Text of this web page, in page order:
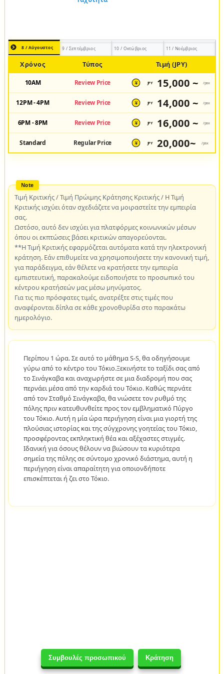
Συμβουλές προσωπικού Κράτηση
8 / Αύγουστος 9 / Σεπτέμβριος 10 / Οκτώβριος 11 / Νοέμβριος
Χρόνος Τύπος Τιμή (JPY)
10AM Review Price ¥ JPY 15,000 ~ /pax
12PM - 4PM Review Price ¥ JPY 14,000 ~ /pax
6PM - 8PM Review Price ¥ JPY 16,000 ~ /pax
Standard Regular Price ¥ JPY 20,000~ /pax
Τιμή Κριτικής / Τιμή Πρώιμης Κράτησης Κριτικής / Η Τιμή
Κριτικής ισχύει όταν σχεδιάζετε να μοιραστείτε την εμπειρία
σας.
Ωστόσο, αυτό δεν ισχύει για πλατφόρμες κοινωνικών μέσων
όπου οι εκπτώσεις βάσει κριτικών απαγορεύονται.
**Η Τιμή Κριτικής εφαρμόζεται αυτόματα κατά την ηλεκτρονική
κράτηση. Εάν επιθυμείτε να χρησιμοποιήσετε την κανονική τιμή,
για παράδειγμα, εάν θέλετε να κρατήσετε την εμπειρία
εμπιστευτική, παρακαλούμε ειδοποιήστε το προσωπικό του
κέντρου κρατήσεών μας μέσω μηνύματος.
Για τις πιο πρόσφατες τιμές, ανατρέξτε στις τιμές που
αναφέρονται δίπλα σε κάθε χρονοθυρίδα στο παρακάτω
ημερολόγιο.
Περίπου 1 ώρα. Σε αυτό το μάθημα S-S, θα οδηγήσουμε
γύρω από το κέντρο του Τόκιο.Ξεκινήστε το ταξίδι σας από
το Σινάγκαβα και αναχωρήστε σε μια διαδρομή που σας
περνάει μέσα από την καρδιά του Τόκιο. Καθώς περνάτε
από τον Σταθμό Σινάγκαβα, θα νιώσετε τον ρυθμό της
πόλης πριν κατευθυνθείτε προς τον εμβληματικό Πύργο
του Τόκιο. Αυτή η μία ώρα περιήγηση είναι μια γιορτή της
πλούσιας ιστορίας και της σύγχρονης γοητείας του Τόκιο,
προσφέροντας εκπληκτική θέα και αξέχαστες στιγμές.
Ιδανική για όσους θέλουν να βιώσουν τα κυριότερα
σημεία της πόλης σε σύντομο χρονικό διάστημα, αυτή η
περιήγηση είναι απαραίτητη για οποιονδήποτε
επισκέπτεται ή ζει στο Τόκιο.